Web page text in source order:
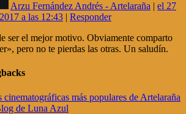
Arzu Fernández Andrés - Artelaraña | el 27
a las 12:43 | Responder
ser el mejor motivo. Obviamente comparto
pero no te pierdas las otras. Un saludín.
cinematográficas más populares de Artelaraña
de Luna Azul